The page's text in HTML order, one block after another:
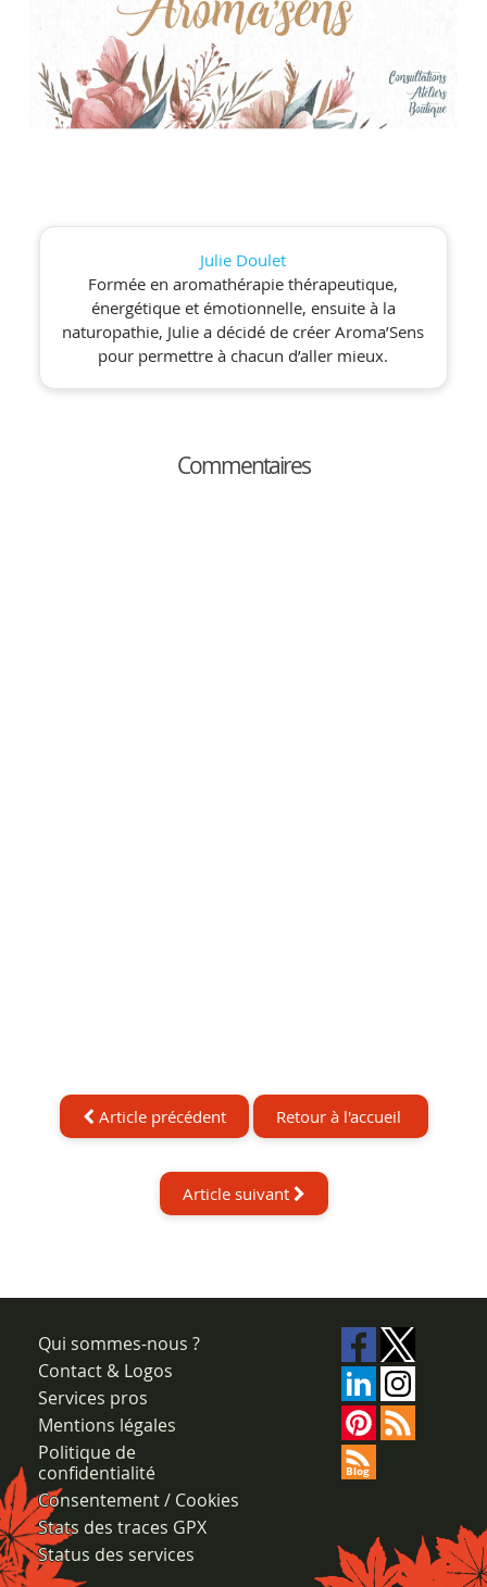
Julie Doulet
Formée en aromathérapie thérapeutique,
énergétique et émotionnelle, ensuite à la
naturopathie, Julie a décidé de créer Aroma’Sens
pour permettre à chacun d’aller mieux.
Commentaires
Article précédent Retour à l'accueil
Article suivant
Qui sommes-nous ?
Contact & Logos
Services pros
Mentions légales
Politique de
confidentialité
Consentement / Cookies
Stats des traces GPX
Status des services